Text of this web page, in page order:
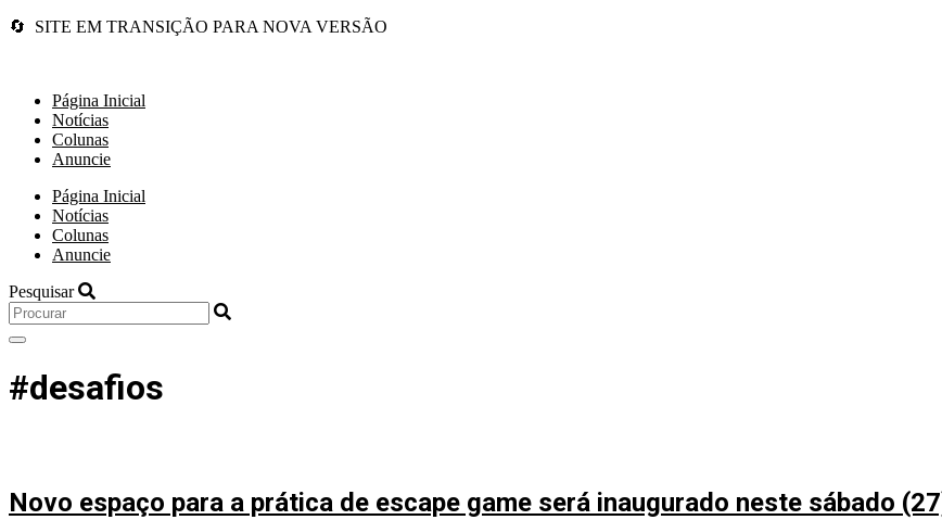
🔄 SITE EM TRANSIÇÃO PARA NOVA VERSÃO
Página Inicial
Notícias
Colunas
Anuncie
Página Inicial
Notícias
Colunas
Anuncie
Pesquisar
#desafios
Novo espaço para a prática de escape game será inaugurado neste sábado